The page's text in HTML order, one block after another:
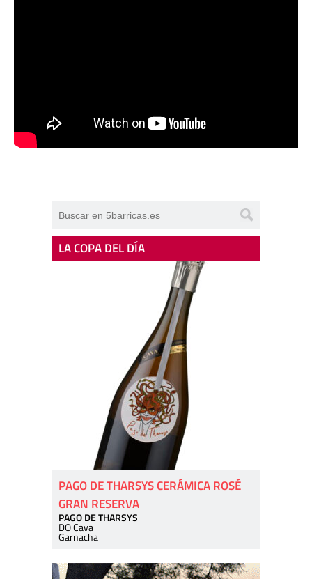
LA COPA DEL DÍA
PAGO DE THARSYS CERÁMICA ROSÉ
GRAN RESERVA
PAGO DE THARSYS
DO Cava
Garnacha